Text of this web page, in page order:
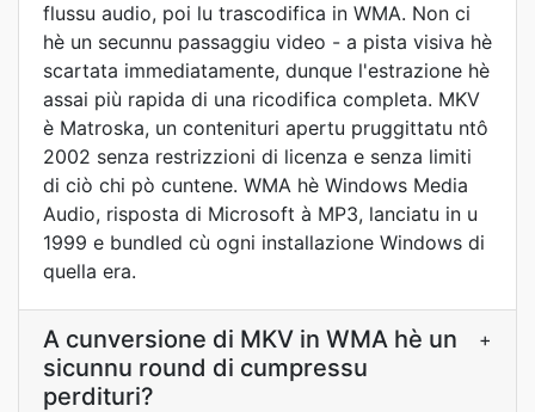
flussu audio, poi lu trascodifica in WMA. Non ci
hè un secunnu passaggiu video - a pista visiva hè
scartata immediatamente, dunque l'estrazione hè
assai più rapida di una ricodifica completa. MKV
è Matroska, un contenituri apertu pruggittatu ntô
2002 senza restrizzioni di licenza e senza limiti
di ciò chi pò cuntene. WMA hè Windows Media
Audio, risposta di Microsoft à MP3, lanciatu in u
1999 e bundled cù ogni installazione Windows di
quella era.
A cunversione di MKV in WMA hè un
sicunnu round di cumpressu
perdituri?
+